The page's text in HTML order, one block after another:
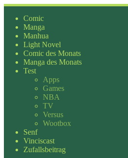
Zum
Inhalt
springen
Comic
Manga
Manhua
Light Novel
Comic des Monats
Manga des Monats
Test
Apps
Games
NBA
TV
Versus
Wootbox
Senf
Vinciscast
Zufallsbeitrag